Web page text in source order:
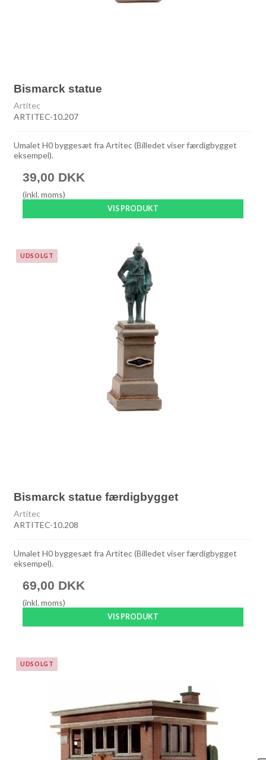
Bismarck statue
Artitec
ARTITEC-10.207
Umalet H0 byggesæt fra Artitec (Billedet viser færdigbygget
eksempel).
39,00 DKK
(inkl. moms)
VIS PRODUKT
UDSOLGT
Bismarck statue færdigbygget
Artitec
ARTITEC-10.208
Umalet H0 byggesæt fra Artitec (Billedet viser færdigbygget
eksempel).
69,00 DKK
(inkl. moms)
VIS PRODUKT
UDSOLGT